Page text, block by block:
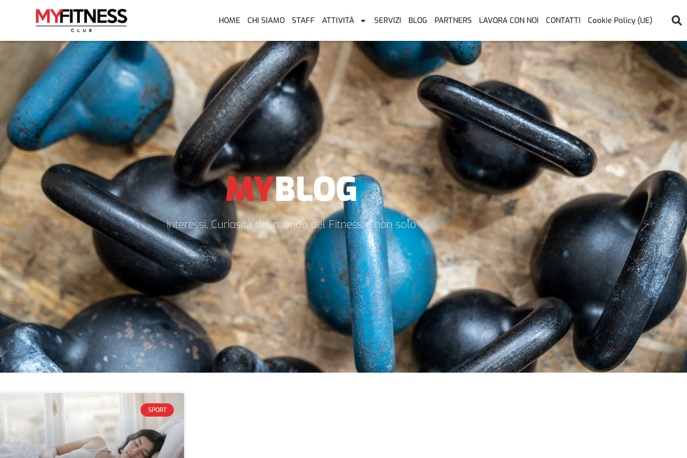
HOME CHI SIAMO STAFF ATTIVITÀ SERVIZI BLOG PARTNERS LAVORA CON NOI CONTATTI Cookie Policy (UE)
MYBLOG
Interessi, Curiosità del mondo del Fitness e non solo
SPORT